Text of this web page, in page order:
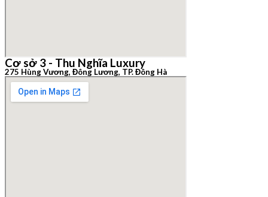
Cơ sở 3 - Thu Nghĩa Luxury
275 Hùng Vương, Đông Lương, TP. Đông Hà